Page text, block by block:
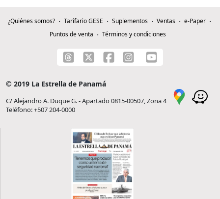
¿Quiénes somos? Tarifario GESE Suplementos Ventas
e-Paper
Puntos de venta
Términos y condiciones
© 2019 La Estrella de Panamá
C/ Alejandro A. Duque G. - Apartado 0815-00507, Zona 4
Teléfono: +507 204-0000